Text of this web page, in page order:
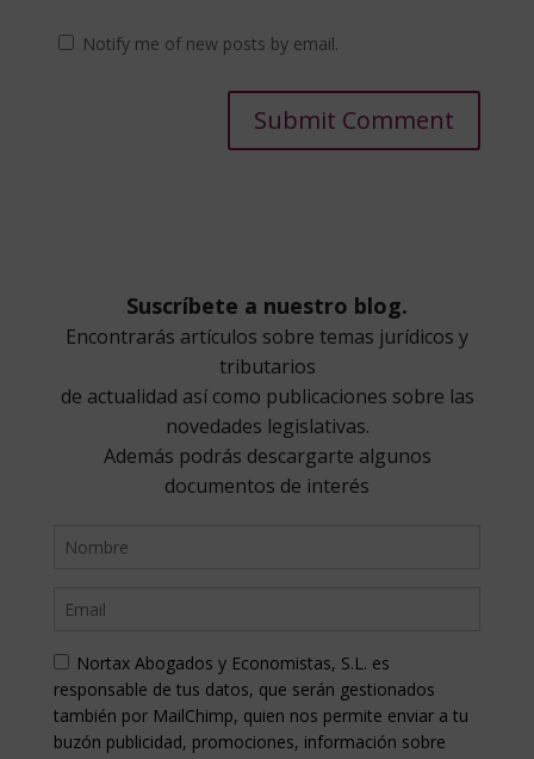
Notify me of new posts by email.